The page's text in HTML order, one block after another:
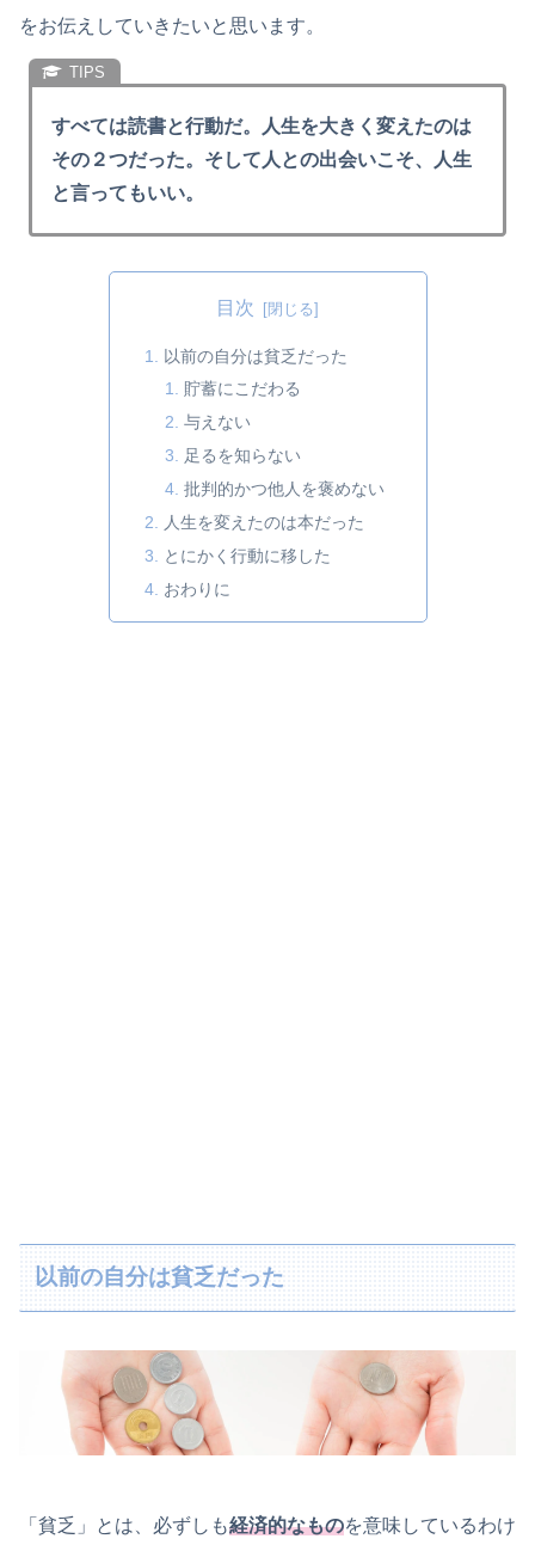
をお伝えしていきたいと思います。
すべては読書と行動だ。人生を大きく変えたのは
その２つだった。そして人との出会いこそ、人生
と言ってもいい。
目次
以前の自分は貧乏だった
貯蓄にこだわる
与えない
足るを知らない
批判的かつ他人を褒めない
人生を変えたのは本だった
とにかく行動に移した
おわりに
以前の自分は貧乏だった
「貧乏」とは、必ずしも経済的なものを意味しているわけ